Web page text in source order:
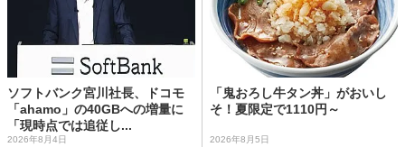
ソフトバンク宮川社長、ドコモ
「ahamo」の40GBへの増量に
「現時点では追従し...
2026年8月4日
「鬼おろし牛タン丼」がおいし
そ！夏限定で1110円～
2026年8月5日